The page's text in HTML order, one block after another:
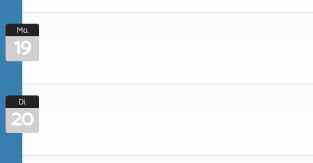
Mo.
19
Di.
20